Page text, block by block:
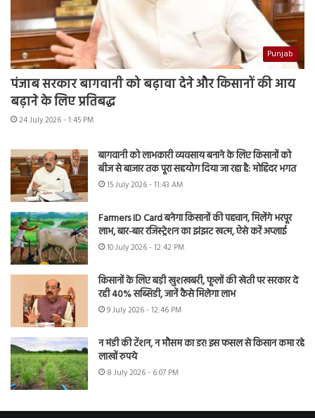
Punjab
पंजाब सरकार बागवानी को बढ़ावा देने और किसानों की आय
बढ़ाने के लिए प्रतिबद्ध
24 July 2026 - 1:45 PM
बागवानी को लाभकारी व्यवसाय बनाने के लिए किसानों को
बीज से बाजार तक पूरा सहयोग दिया जा रहा है: मोहिंदर भगत
15 July 2026 - 11:43 AM
Farmers ID Card बनेगा किसानों की पहचान, मिलेंगे भरपूर
लाभ, बार-बार रजिस्ट्रेशन का झंझट खत्म, ऐसे करें अप्लाई
10 July 2026 - 12:42 PM
किसानों के लिए बड़ी खुशखबरी, फूलों की खेती पर सरकार दे
रही 40% सब्सिडी, जानें कैसे मिलेगा लाभ
9 July 2026 - 12:46 PM
न मंडी की टेंशन, न मौसम का डर! इस फसल से किसान कमा रहे
लाखों रुपये
8 July 2026 - 6:07 PM